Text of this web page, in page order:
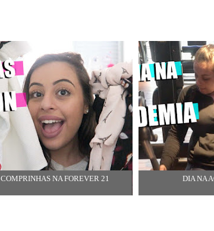
COMPRINHAS NA FOREVER 21 DIA NA